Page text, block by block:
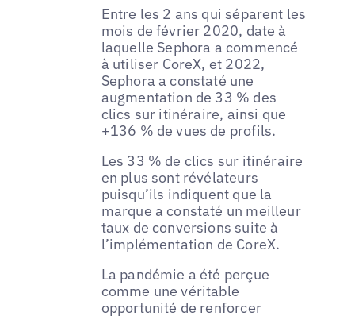
Entre les 2 ans qui séparent les
mois de février 2020, date à
laquelle Sephora a commencé
à utiliser CoreX, et 2022,
Sephora a constaté une
augmentation de 33 % des
clics sur itinéraire, ainsi que
+136 % de vues de profils.
Les 33 % de clics sur itinéraire
en plus sont révélateurs
puisqu’ils indiquent que la
marque a constaté un meilleur
taux de conversions suite à
l’implémentation de CoreX.
La pandémie a été perçue
comme une véritable
opportunité de renforcer